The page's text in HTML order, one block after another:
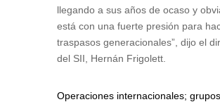
llegando a sus años de ocaso y
está con una fuerte presión para
traspasos generacionales”, dijo el
del SII, Hernán Frigolett.
Operaciones internacionales; grupos